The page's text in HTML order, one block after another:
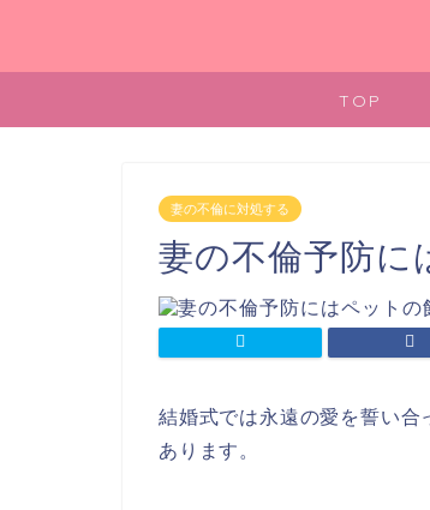
TOP
妻の不倫に対処する
妻の不倫予防に
結婚式では永遠の愛を誓い合
あります。